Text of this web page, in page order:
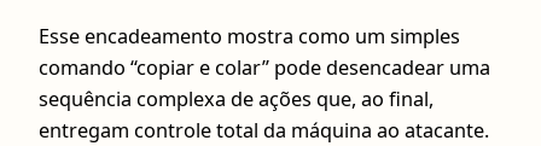
Esse encadeamento mostra como um simples
comando “copiar e colar” pode desencadear uma
sequência complexa de ações que, ao final,
entregam controle total da máquina ao atacante.